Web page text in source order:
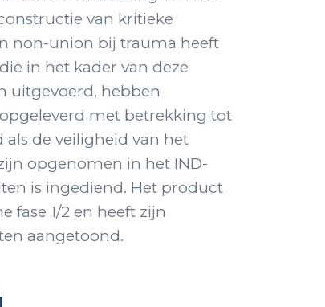
van kritieke
non-union bij trauma heeft
in het kader van deze
uitgevoerd, hebben
met betrekking tot
de veiligheid van het
opgenomen in het IND-
is ingediend. Het product
fase 1/2 en heeft zijn
aangetoond.